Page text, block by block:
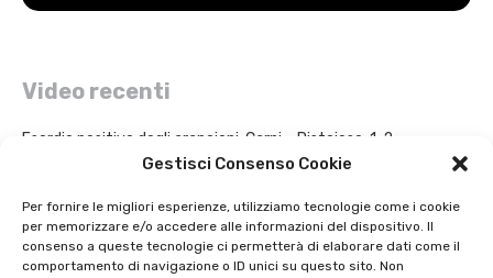
Gestisci Consenso Cookie
Per fornire le migliori esperienze, utilizziamo tecnologie come i cookie
per memorizzare e/o accedere alle informazioni del dispositivo. Il
consenso a queste tecnologie ci permetterà di elaborare dati come il
comportamento di navigazione o ID unici su questo sito. Non
Video recenti
Esordio positivo degli arancioni: Carpi – Pistoiese: 1-2
Festa dell’ Unità PDS: interviste 1991